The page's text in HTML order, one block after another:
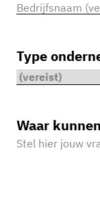
Type
Waar